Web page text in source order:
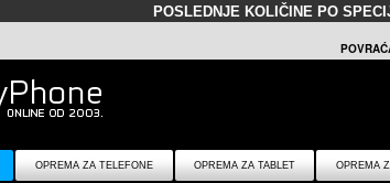
POSLEDNJE KOLIČINE PO
OPREMA ZA TELEFONE OPREMA ZA TABLET OPREMA